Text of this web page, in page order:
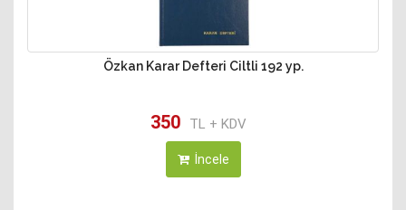
Özkan Karar Defteri Ciltli 192 yp.
350 TL + KDV
İncele